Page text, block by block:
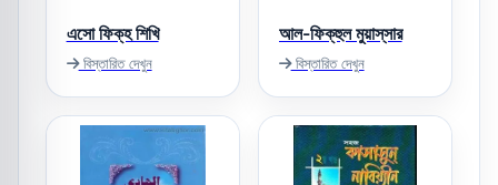
এসো ফিক্‌হ শিখি
বিস্তারিত দেখুন
আল-ফিক্‌হুল মুয়াস্‌সার
বিস্তারিত দেখুন